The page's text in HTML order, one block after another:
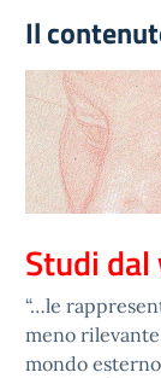
Il
Studi dal
“…le
meno
mondo